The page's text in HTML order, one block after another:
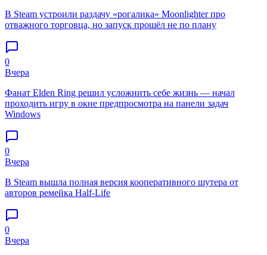
В Steam устроили раздачу «рогалика» Moonlighter про
отважного торговца, но запуск прошёл не по плану
0
Вчера
Фанат Elden Ring решил усложнить себе жизнь — начал
проходить игру в окне предпросмотра на панели задач
Windows
0
Вчера
В Steam вышла полная версия кооперативного шутера от
авторов ремейка Half-Life
0
Вчера